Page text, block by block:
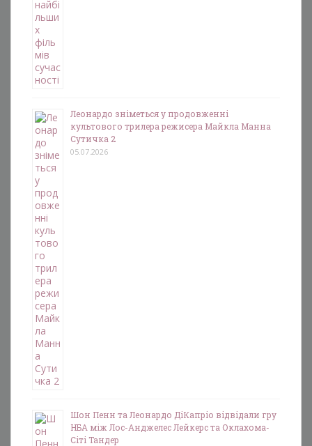
Леонардо зніметься у продовженні
культового трилера режисера Майкла Манна
Сутичка 2
05.07.2026
Шон Пенн та Леонардо ДіКапріо відвідали гру
НБА між Лос-Анджелес Лейкерс та Оклахома-
Сіті Тандер